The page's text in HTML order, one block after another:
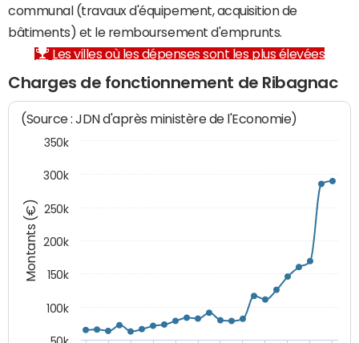
communal (travaux d'équipement, acquisition de
bâtiments) et le remboursement d'emprunts.
Les villes où les dépenses sont les plus élevées
Charges de fonctionnement de Ribagnac
Montants (€)
(Source : JDN d'après ministère de l'Economie)
100k
150k
200k
250k
300k
350k